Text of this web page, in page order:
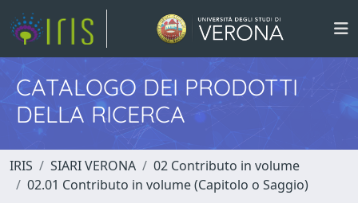
CATALOGO DEI PRODOTTI
DELLA RICERCA
IRIS SIARI VERONA
02 Contributo in volume
02.01 Contributo in volume (Capitolo o Saggio)